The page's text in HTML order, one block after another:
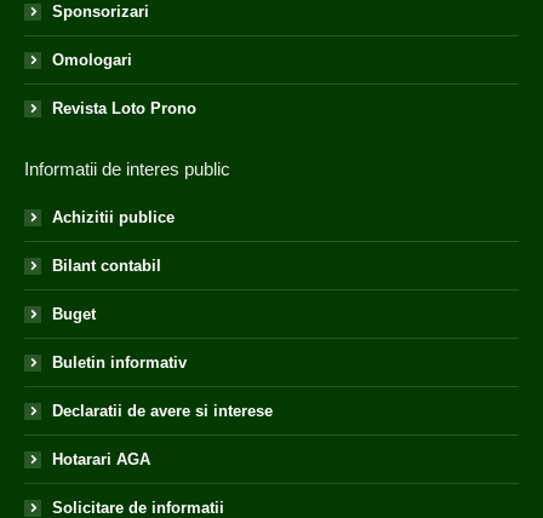
Sponsorizari
Omologari
Revista Loto Prono
Informatii de interes public
Achizitii publice
Bilant contabil
Buget
Buletin informativ
Declaratii de avere si interese
Hotarari AGA
Solicitare de informatii